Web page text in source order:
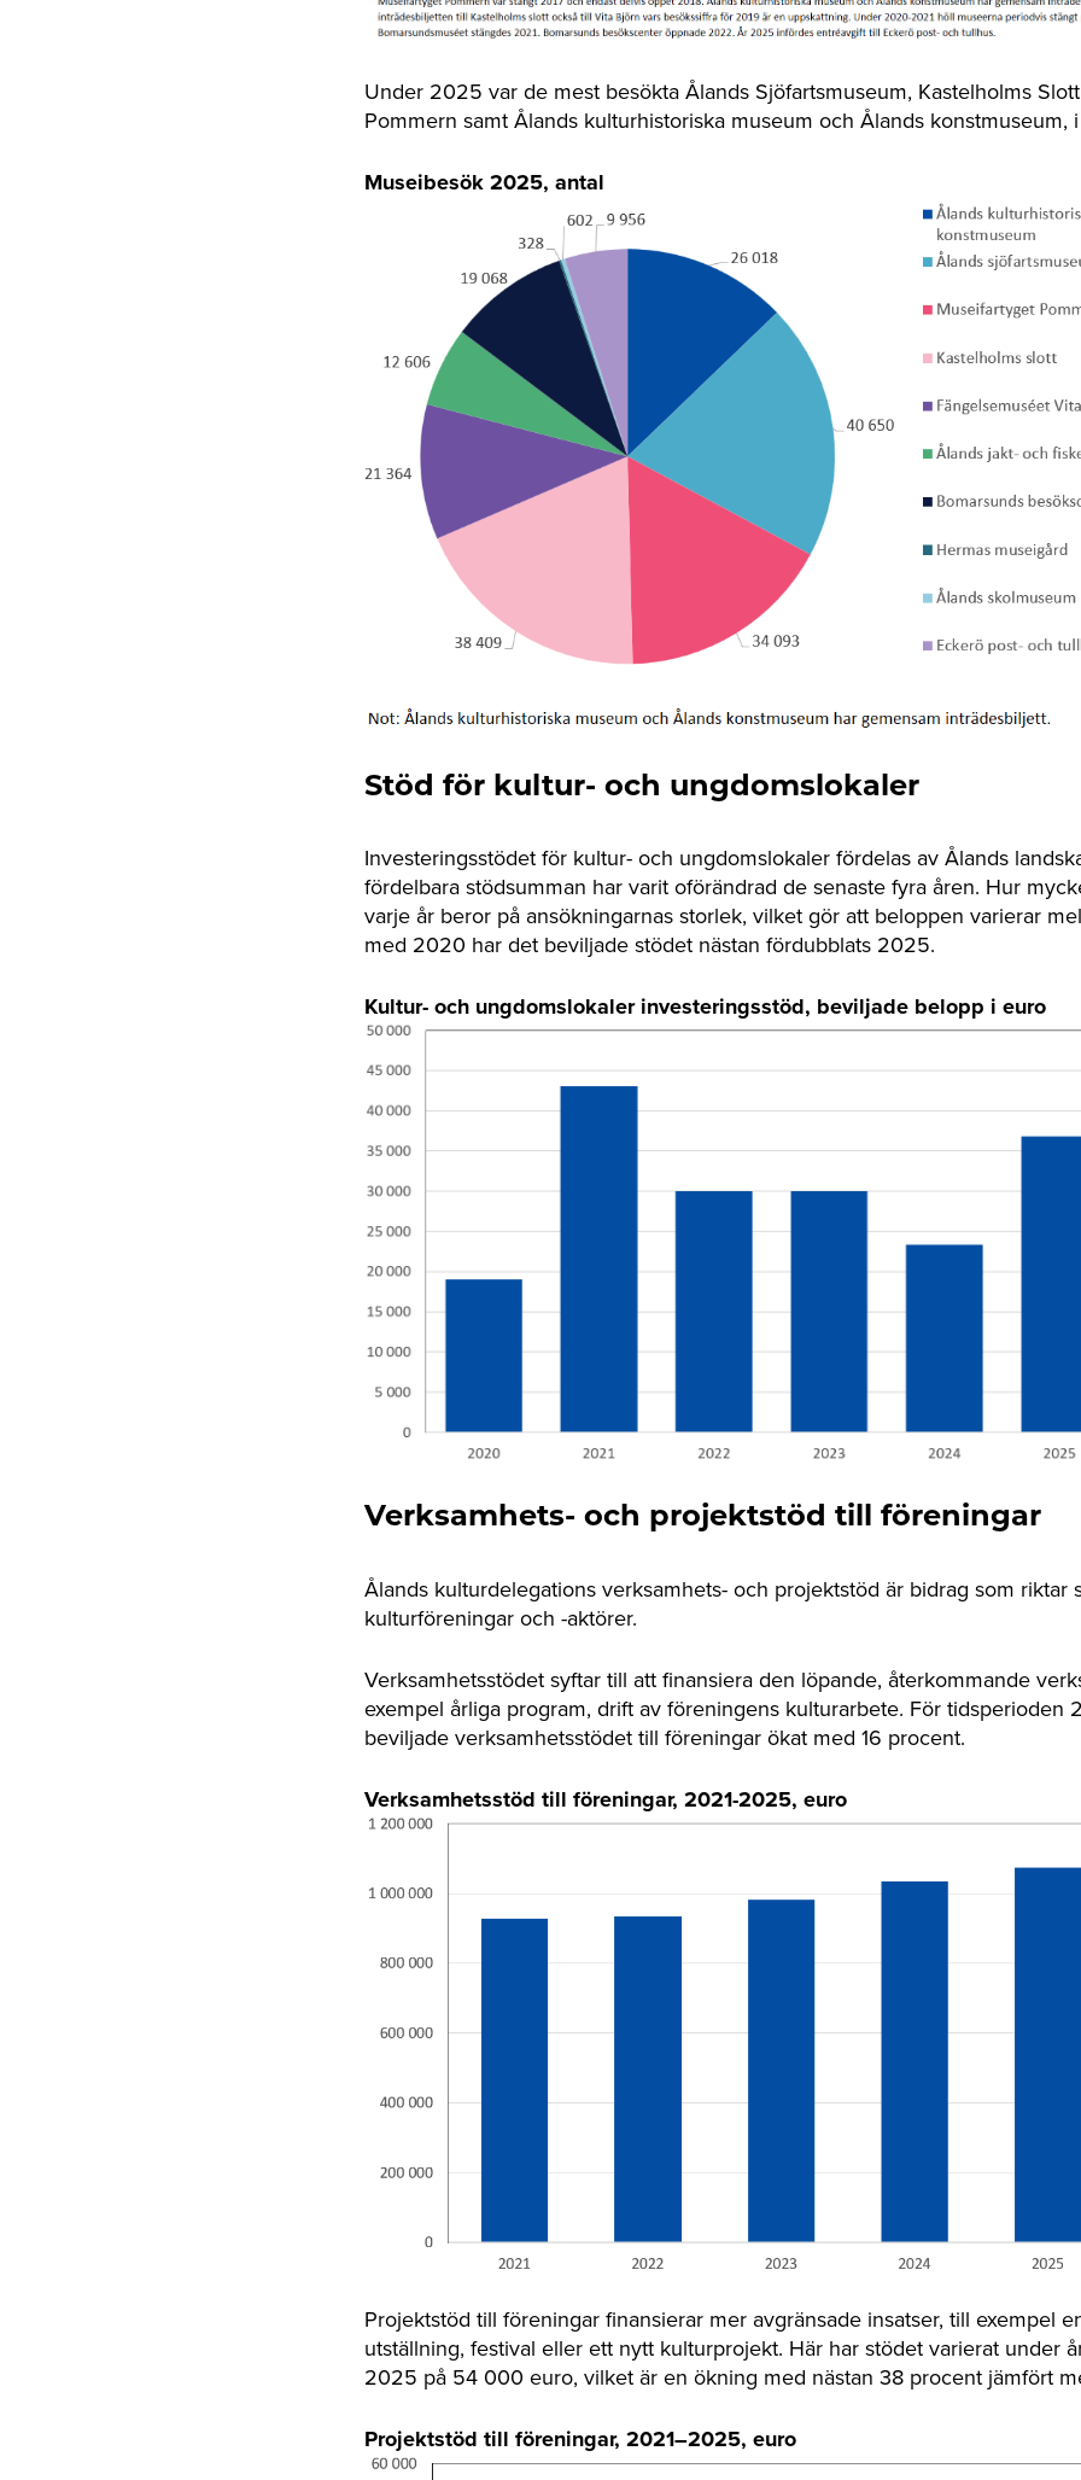
Under 2025 var de mest besökta Ålands Sjöfartsmuseum, Kastelholms
Pommern samt Ålands kulturhistoriska museum och Ålands konstmuseum,
Museibesök 2025, antal
Stöd för kultur- och ungdomslokaler
Investeringsstödet för kultur- och ungdomslokaler fördelas av Ålands
fördelbara stödsumman har varit oförändrad de senaste fyra åren. Hur
varje år beror på ansökningarnas storlek, vilket gör att beloppen varierar
med 2020 har det beviljade stödet nästan fördubblats 2025.
Kultur- och ungdomslokaler investeringsstöd, beviljade belopp i euro
Verksamhets- och projektstöd till föreningar
Ålands kulturdelegations verksamhets- och projektstöd är bidrag som riktar
kulturföreningar och -aktörer.
Verksamhetsstödet syftar till att finansiera den löpande, återkommande
exempel årliga program, drift av föreningens kulturarbete. För tidsperioden
beviljade verksamhetsstödet till föreningar ökat med 16 procent.
Verksamhetsstöd till föreningar, 2021-2025, euro
Projektstöd till föreningar finansierar mer avgränsade insatser, till exempel
utställning, festival eller ett nytt kulturprojekt. Här har stödet varierat under
2025 på 54 000 euro, vilket är en ökning med nästan 38 procent jämfört
Projektstöd till föreningar, 2021–2025, euro